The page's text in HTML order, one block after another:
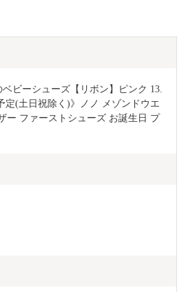
定(土日祝除く)》ノノ メゾンドウエ
ー ファーストシューズ お誕生日 プ